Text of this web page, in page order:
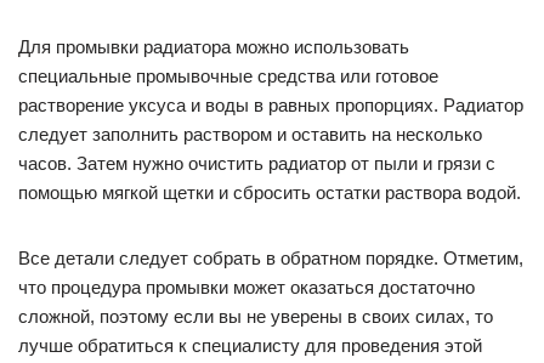
Для промывки радиатора можно использовать
специальные промывочные средства или готовое
растворение уксуса и воды в равных пропорциях. Радиатор
следует заполнить раствором и оставить на несколько
часов. Затем нужно очистить радиатор от пыли и грязи с
помощью мягкой щетки и сбросить остатки раствора водой.
Все детали следует собрать в обратном порядке. Отметим,
что процедура промывки может оказаться достаточно
сложной, поэтому если вы не уверены в своих силах, то
лучше обратиться к специалисту для проведения этой